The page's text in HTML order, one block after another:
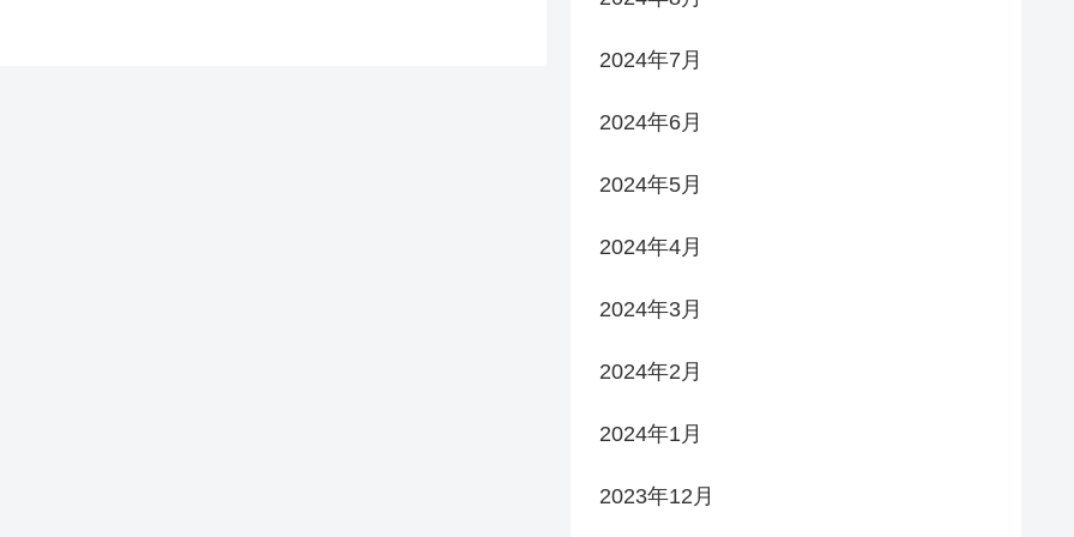
2024年7月
2024年6月
2024年5月
2024年4月
2024年3月
2024年2月
2024年1月
2023年12月